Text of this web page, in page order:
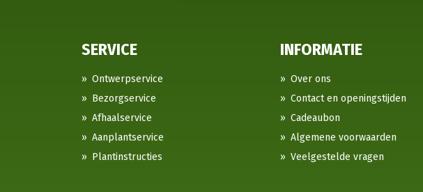
SERVICE
Ontwerpservice
Bezorgservice
Afhaalservice
Aanplantservice
Plantinstructies
INFORMATIE
Over ons
Contact en openingstijden
Cadeaubon
Algemene voorwaarden
Veelgestelde vragen